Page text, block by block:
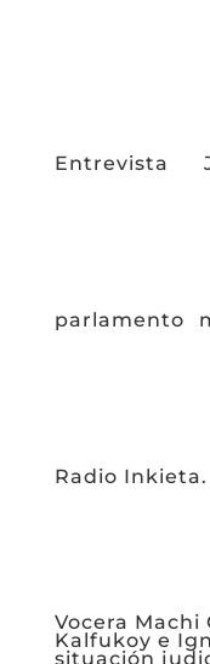
Entrevista
parlamento
Radio Inkieta.
Vocera Machi
Kalfukoy e
situación